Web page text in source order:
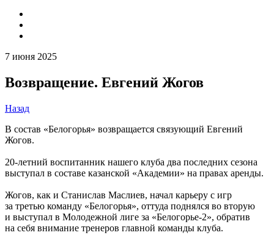
7 июня 2025
Возвращение. Евгений Жогов
Назад
В состав «Белогорья» возвращается связующий Евгений
Жогов.
20-летний воспитанник нашего клуба два последних сезона
выступал в составе казанской «Академии» на правах аренды.
Жогов, как и Станислав Маслиев, начал карьеру с игр
за третью команду «Белогорья», оттуда поднялся во вторую
и выступал в Молодежной лиге за «Белогорье-2», обратив
на себя внимание тренеров главной команды клуба.